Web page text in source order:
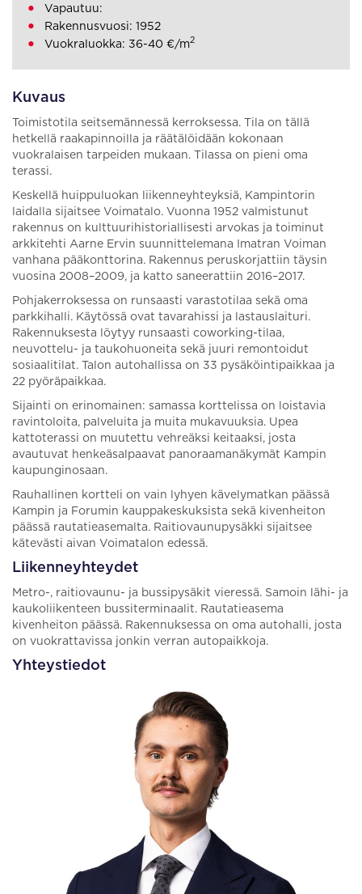
Kuvaus
Toimistotila seitsemännessä kerroksessa. Tila on tällä
hetkellä raakapinnoilla ja räätälöidään kokonaan
vuokralaisen tarpeiden mukaan. Tilassa on pieni oma
terassi.
Keskellä huippuluokan liikenneyhteyksiä, Kampintorin
laidalla sijaitsee Voimatalo. Vuonna 1952 valmistunut
rakennus on kulttuurihistoriallisesti arvokas ja toiminut
arkkitehti Aarne Ervin suunnittelemana Imatran Voiman
vanhana pääkonttorina. Rakennus peruskorjattiin täysin
vuosina 2008–2009, ja katto saneerattiin 2016–2017.
Pohjakerroksessa on runsaasti varastotilaa sekä oma
parkkihalli. Käytössä ovat tavarahissi ja lastauslaituri.
Rakennuksesta löytyy runsaasti coworking-tilaa,
neuvottelu- ja taukohuoneita sekä juuri remontoidut
sosiaalitilat. Talon autohallissa on 33 pysäköintipaikkaa ja
22 pyöräpaikkaa.
Sijainti on erinomainen: samassa korttelissa on loistavia
ravintoloita, palveluita ja muita mukavuuksia. Upea
kattoterassi on muutettu vehreäksi keitaaksi, josta
avautuvat henkeäsalpaavat panoraamanäkymät Kampin
kaupunginosaan.
Rauhallinen kortteli on vain lyhyen kävelymatkan päässä
Kampin ja Forumin kauppakeskuksista sekä kivenheiton
päässä rautatieasemalta. Raitiovaunupysäkki sijaitsee
kätevästi aivan Voimatalon edessä.
Liikenneyhteydet
Metro-, raitiovaunu- ja bussipysäkit vieressä. Samoin lähi- ja
kaukoliikenteen bussiterminaalit. Rautatieasema
kivenheiton päässä. Rakennuksessa on oma autohalli, josta
on vuokrattavissa jonkin verran autopaikkoja.
Yhteystiedot
Vapautuu:
Rakennusvuosi: 1952
Vuokraluokka: 36-40 €/m2